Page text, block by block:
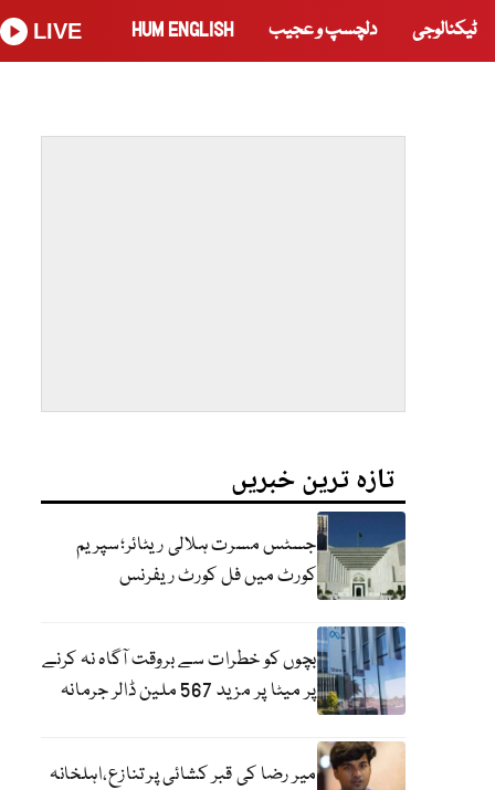
ٹیکنالوجی دلچسپ و عجیب HUM ENGLISH
LIVE
تازہ ترین خبریں
جسٹس مسرت ہلالی ریٹائر؛سپریم
کورٹ میں فل کورٹ ریفرنس
بچوں کو خطرات سے بروقت آگاہ نہ کرنے
پر میٹا پر مزید 567 ملین ڈالر جرمانہ
میر رضا کی قبر کشائی پر تنازع،اہلخانہ